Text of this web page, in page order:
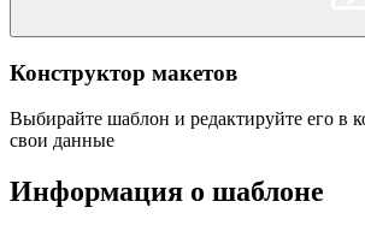
Конструктор макетов
Выбирайте шаблон и редактируйте его в
свои данные
Информация о шаблоне